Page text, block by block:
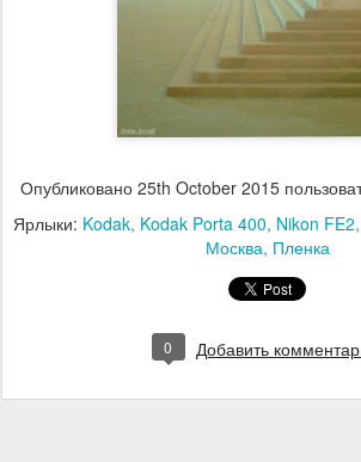
Опубликовано 25th October 2015
Ярлыки: Kodak Kodak Porta 400 Nikon FE2
Москва Пленка
0 Добавить